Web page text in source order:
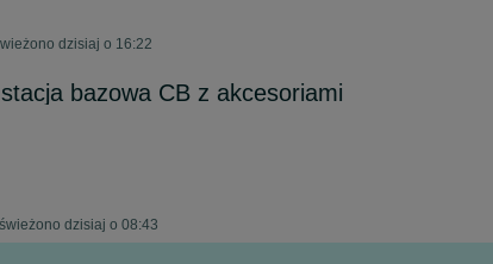
dzisiaj o 16:22
bazowa CB z akcesoriami
dzisiaj o 08:43